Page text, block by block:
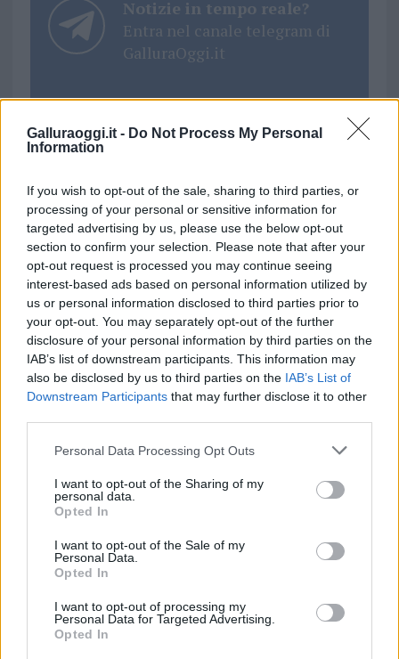
Galluraoggi.it - Do Not Process My Personal
Information
If you wish to opt-out of the sale, sharing to third parties, or
processing of your personal or sensitive information for
targeted advertising by us, please use the below opt-out
section to confirm your selection. Please note that after your
opt-out request is processed you may continue seeing
interest-based ads based on personal information utilized by
us or personal information disclosed to third parties prior to
your opt-out. You may separately opt-out of the further
disclosure of your personal information by third parties on the
IAB’s list of downstream participants. This information may
also be disclosed by us to third parties on the IAB’s List of
Downstream Participants that may further disclose it to other
Please note that this website/app uses one or more Google
not limited to your visit or usage behaviour. You may click to
grant or deny consent to Google and its third-party tags to
use your data for below specified purposes in below Google
consent section.
Personal Data Processing Opt Outs
I want to opt-out of the Sharing of my
personal data.
Opted In
I want to opt-out of the Sale of my
Personal Data.
Opted In
I want to opt-out of processing my
Personal Data for Targeted Advertising.
Opted In
Notizie in tempo reale?
Entra nel canale telegram di
GalluraOggi.it
Inviaci le tue segnalazioni,
Su WhatsApp al numero +39
345 356 7512
Ricevi le nostre ultime news
daGoogle News
Condividi l'articolo
a
ce
b
o
o
k
w
it
te
r
n
re
W
h
s
p
S
h
re
Prossimo articolo
NOTIZIE RECENTI